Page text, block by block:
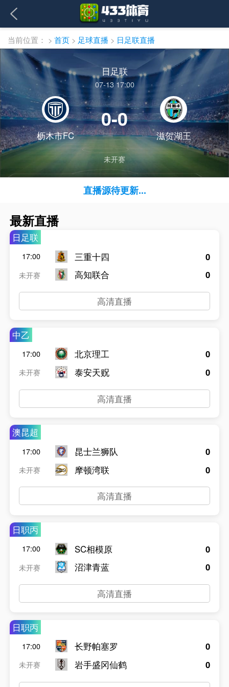
当前位置： > 首页 > 足球直播 > 日足联直播
日足联
07-13 17:00
枥木市FC
0-0
滋贺湖王
未开赛
直播源待更新...
最新直播
日足联
17:00
未开赛
三重十四
高知联合
0
0
高清直播
中乙
17:00
未开赛
北京理工
泰安天贶
0
0
高清直播
澳昆超
17:00
未开赛
昆士兰狮队
摩顿湾联
0
0
高清直播
日职丙
17:00
未开赛
SC相模原
沼津青蓝
0
0
高清直播
日职丙
17:00
未开赛
长野帕塞罗
岩手盛冈仙鹤
0
0